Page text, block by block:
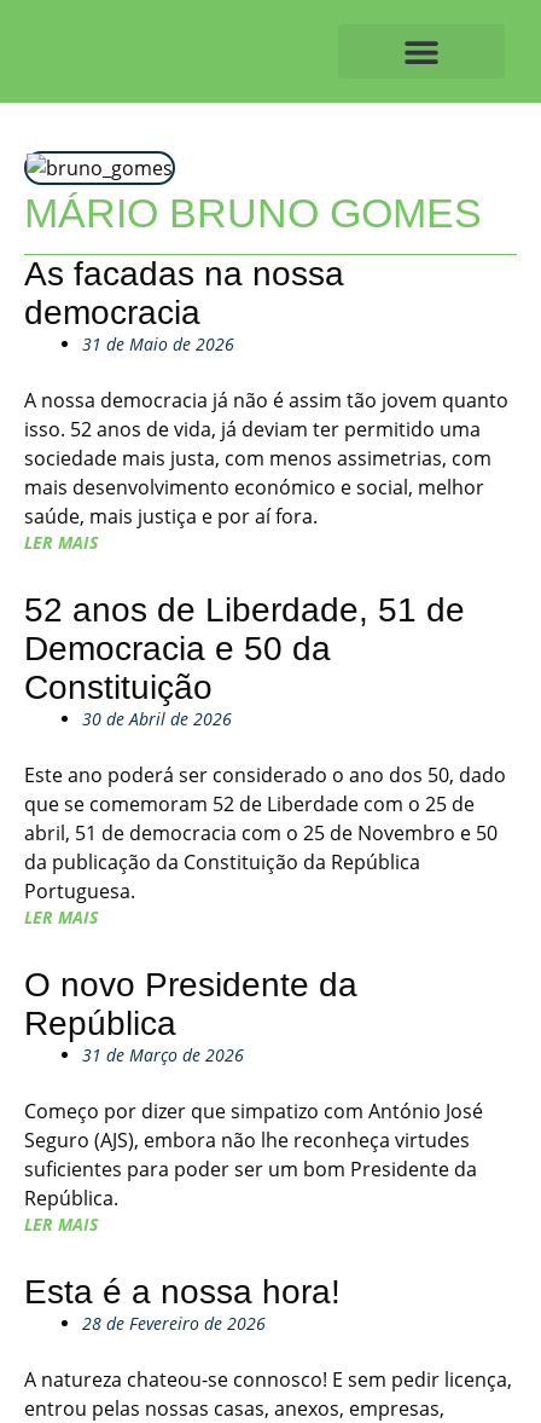
MÁRIO BRUNO GOMES
As facadas na nossa
democracia
31 de Maio de 2026
A nossa democracia já não é assim tão jovem quanto
isso. 52 anos de vida, já deviam ter permitido uma
sociedade mais justa, com menos assimetrias, com
mais desenvolvimento económico e social, melhor
saúde, mais justiça e por aí fora.
LER MAIS
52 anos de Liberdade, 51 de
Democracia e 50 da
Constituição
30 de Abril de 2026
Este ano poderá ser considerado o ano dos 50, dado
que se comemoram 52 de Liberdade com o 25 de
abril, 51 de democracia com o 25 de Novembro e 50
da publicação da Constituição da República
Portuguesa.
LER MAIS
O novo Presidente da
República
31 de Março de 2026
Começo por dizer que simpatizo com António José
Seguro (AJS), embora não lhe reconheça virtudes
suficientes para poder ser um bom Presidente da
República.
LER MAIS
Esta é a nossa hora!
28 de Fevereiro de 2026
A natureza chateou-se connosco! E sem pedir licença,
entrou pelas nossas casas, anexos, empresas,